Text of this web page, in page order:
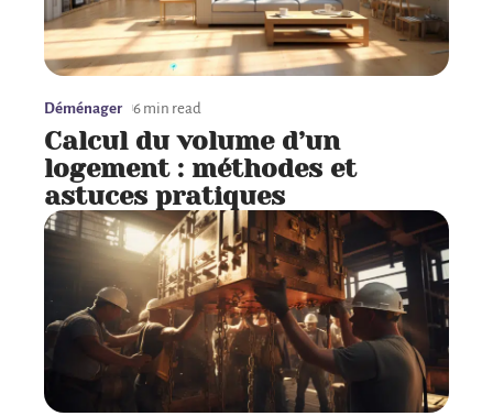
Déménager 6 min read
Calcul du volume d’un
logement : méthodes et
astuces pratiques